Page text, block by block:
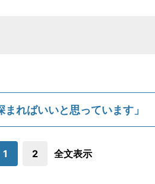
ればいいと思っています」
1 2 全文表示